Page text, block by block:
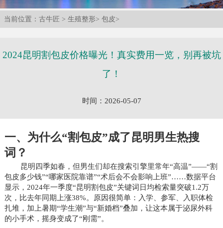
当前位置： 古牛匠 > 生殖整形> 包皮>
2024昆明割包皮价格曝光！真实费用一览，别再被坑
了！
时间：2026-05-07
一、为什么“割包皮”成了昆明男生热搜
词？
昆明四季如春，但男生们却在搜索引擎里常年“高温”——“割
包皮多少钱”“哪家医院靠谱”“术后会不会影响上班”……数据平台
显示，2024年一季度“昆明割包皮”关键词日均检索量突破1.2万
次，比去年同期上涨38%。原因很简单：入学、参军、入职体检
扎堆，加上暑期“学生潮”与“新婚档”叠加，让这本属于泌尿外科
的小手术，摇身变成了“刚需”。